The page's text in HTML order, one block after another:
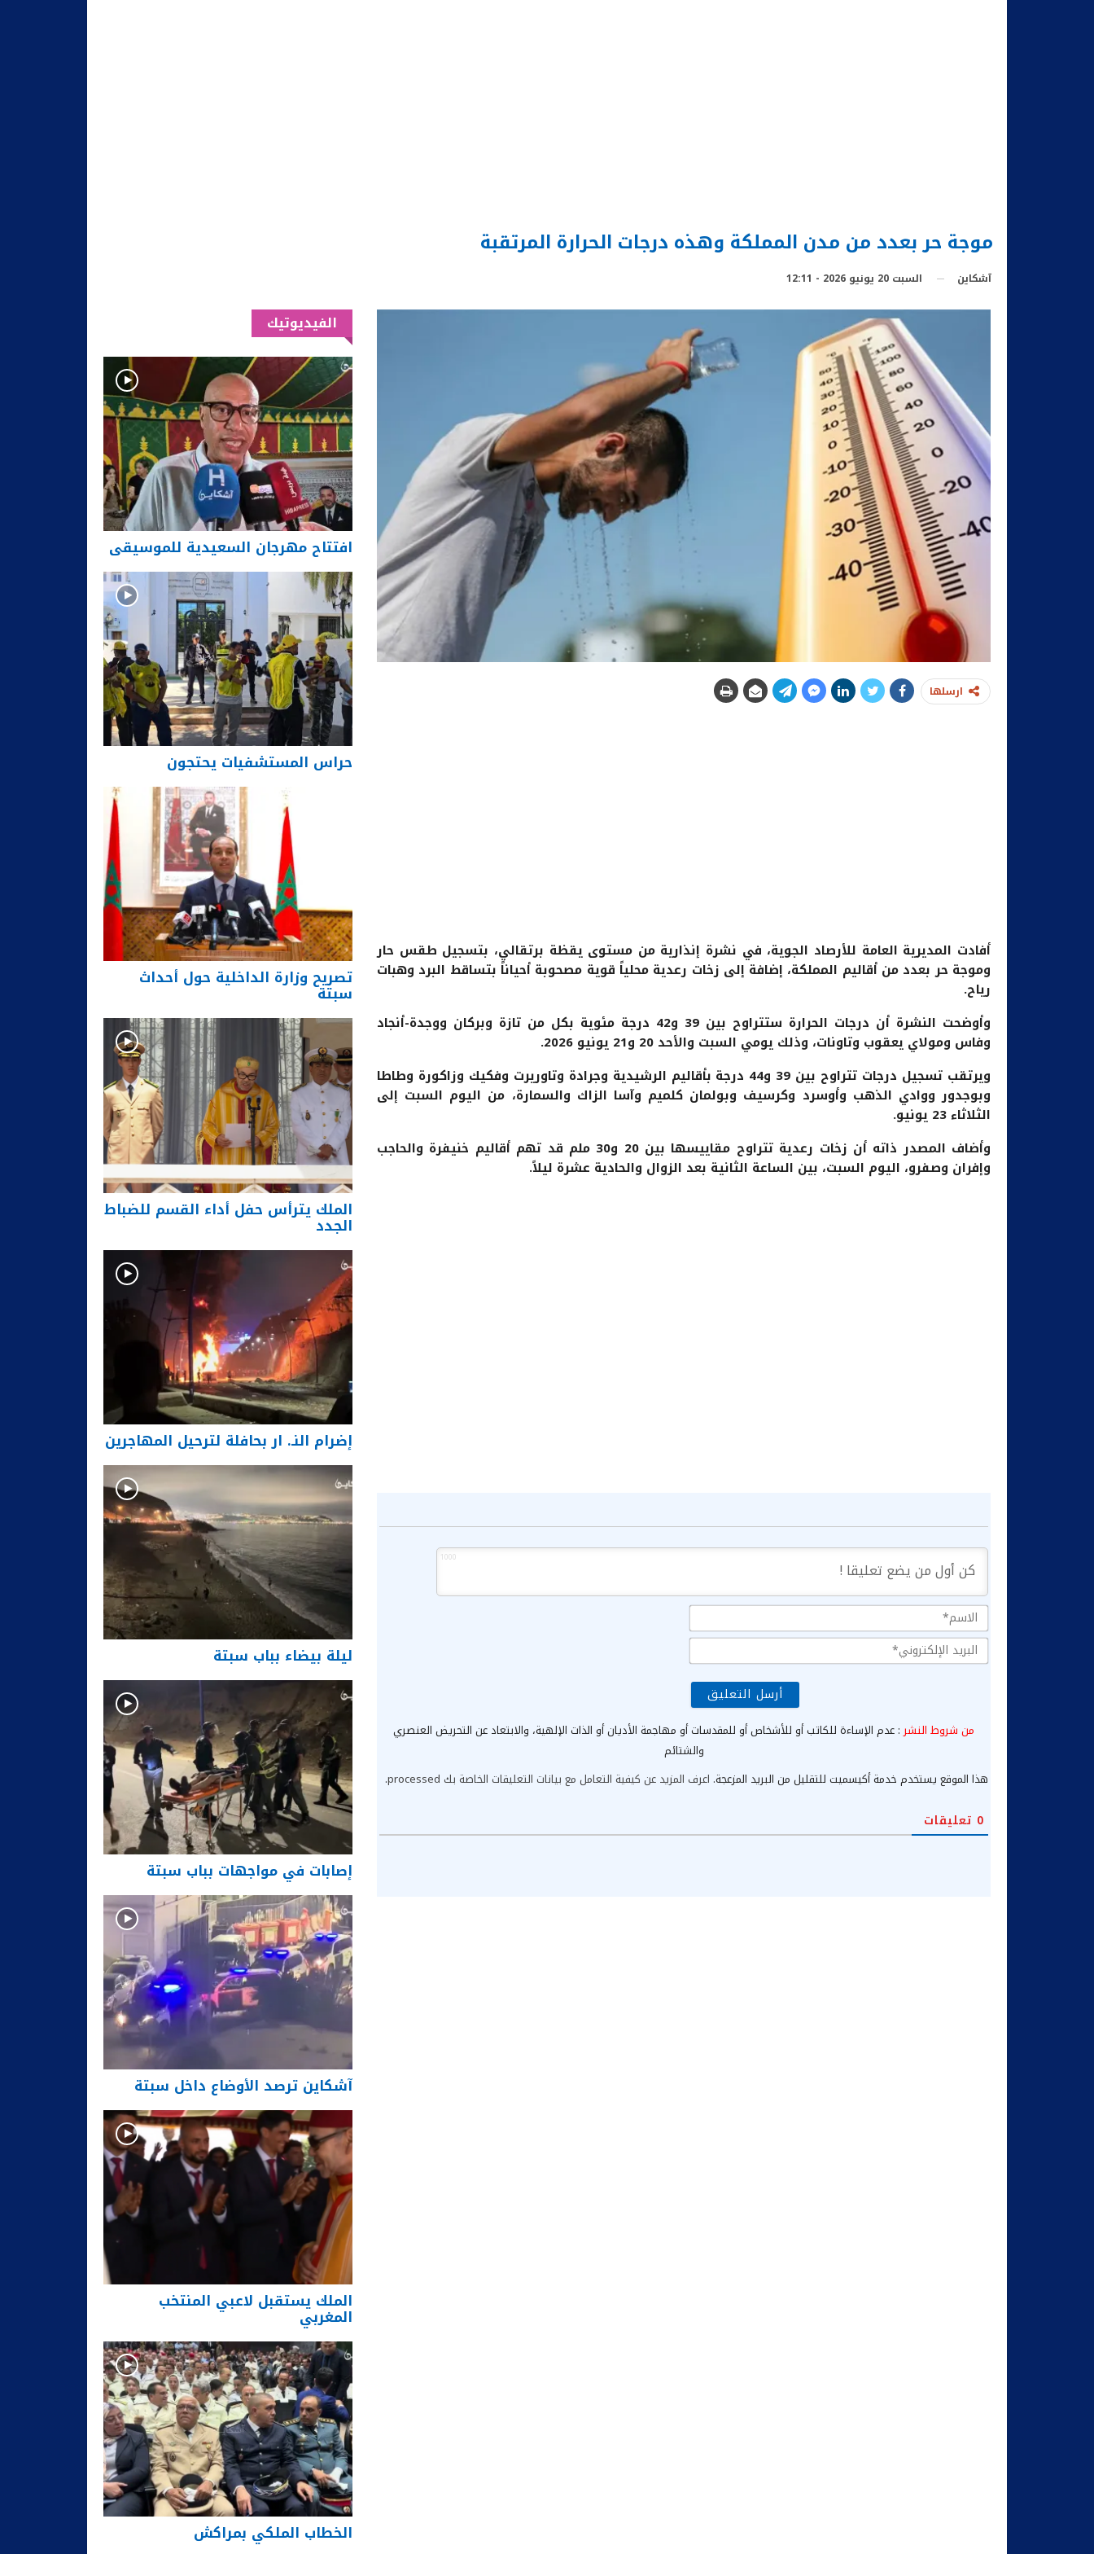
موجة حر بعدد من مدن المملكة وهذه درجات الحرارة المرتقبة
آشكاين السبت 20 يونيو 2026 - 12:11
ارسلها
أفادت المديرية العامة للأرصاد الجوية، في نشرة إنذارية من مستوى يقظة برتقالي، بتسجيل طقس حار
وموجة حر بعدد من أقاليم المملكة، إضافة إلى زخات رعدية محلياً قوية مصحوبة أحياناً بتساقط البرد وهبات
رياح.
وأوضحت النشرة أن درجات الحرارة ستتراوح بين 39 و42 درجة مئوية بكل من تازة وبركان ووجدة-أنجاد
وفاس ومولاي يعقوب وتاونات، وذلك يومي السبت والأحد 20 و21 يونيو 2026.
ويرتقب تسجيل درجات تتراوح بين 39 و44 درجة بأقاليم الرشيدية وجرادة وتاوريرت وفكيك وزاكورة وطاطا
وبوجدور ووادي الذهب وأوسرد وكرسيف وبولمان كلميم وآسا الزاك والسمارة، من اليوم السبت إلى
الثلاثاء 23 يونيو.
وأضاف المصدر ذاته أن زخات رعدية تتراوح مقاييسها بين 20 و30 ملم قد تهم أقاليم خنيفرة والحاجب
وإفران وصفرو، اليوم السبت، بين الساعة الثانية بعد الزوال والحادية عشرة ليلاً.
1000
الإلكتروني*
من شروط النشر : عدم الإساءة للكاتب أو للأشخاص أو للمقدسات أو مهاجمة الأديان أو الذات الإلهية، والابتعاد عن التحريض العنصري
والشتائم
هذا الموقع يستخدم خدمة أكيسميت للتقليل من البريد المزعجة. اعرف المزيد عن كيفية التعامل مع بيانات التعليقات الخاصة بك processed .
0 تعليقات
الفيديوتيك
افتتاح مهرجان السعيدية للموسيقى
حراس المستشفيات يحتجون
تصريح وزارة الداخلية حول أحداث
سبتة
الملك يترأس حفل أداء القسم للضباط
الجدد
إضرام النـ. ار بحافلة لترحيل المهاجرين
ليلة بيضاء بباب سبتة
إصابات في مواجهات بباب سبتة
آشكاين ترصد الأوضاع داخل سبتة
الملك يستقبل لاعبي المنتخب
المغربي
الخطاب الملكي بمراكش